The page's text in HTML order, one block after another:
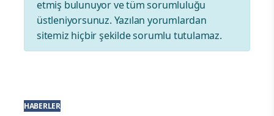
etmiş bulunuyor ve tüm sorumluluğu
üstleniyorsunuz. Yazılan yorumlardan
sitemiz hiçbir şekilde sorumlu tutulamaz.
HABERLER